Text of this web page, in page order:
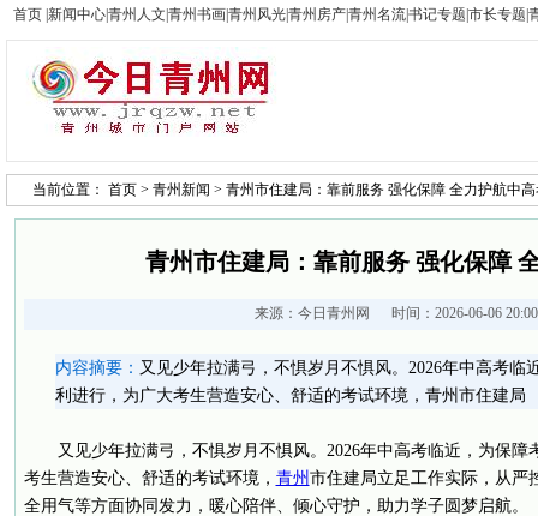
首页 新闻中心青州人文 青州书画青州风光青州房产青州名流书记专题 市长专题
当前位置： 首页 > 青州新闻 > 青州市住建局：靠前服务 强化保障 全力护航中
青州市住建局：靠前服务 强化保障
来源： 今日青州网 时间：2026-06-06
内容摘要： 又见少年拉满弓，不惧岁月不惧风。2026年中高考临
利进行，为广大考生营造安心、舒适的考试环境，青州市住建局
又见少年拉满弓，不惧岁月不惧风。2026年中高考临近，为保
考生营造安心、舒适的考试环境， 青州 市住建局立足工作实际，从严
全用气等方面协同发力，暖心陪伴、倾心守护，助力学子圆梦启航。